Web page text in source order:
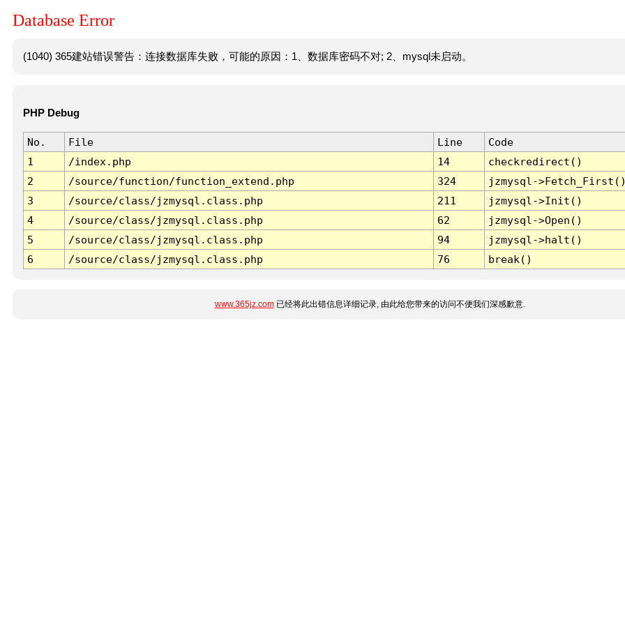
Database Error
(1040) 365建站错误警告：连接数据库失败，可能的原因：1、数据库密码不对; 2、mysql未启动。
PHP Debug
No. File Line
Code
1
/index.php 14
checkredirect()
2
/source/function/function_extend.php 324
jzmysql-
3
/source/class/jzmysql.class.php 211
jzmysql->Init()
4
/source/class/jzmysql.class.php 62
jzmysql->Open()
5
/source/class/jzmysql.class.php 94
jzmysql->halt()
6
/source/class/jzmysql.class.php 76 break()
www.365jz.com已经将此出错信息详细记录, 由此给您带来的访问不便我们深感歉意.